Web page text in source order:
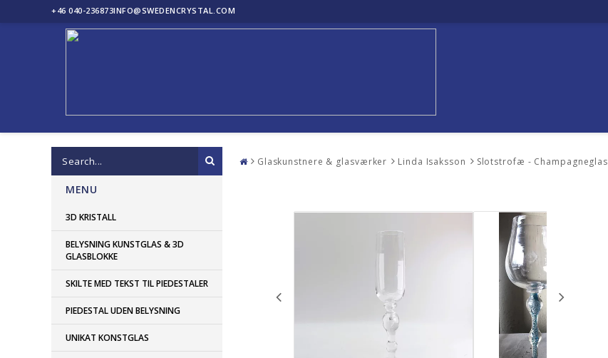
+46 040-236873INFO@SWEDENCRYSTAL.COM
MENU
3D KRISTALL
BELYSNING KUNSTGLAS & 3D
GLASBLOKKE
SKILTE MED TEKST TIL PIEDESTALER
PIEDESTAL UDEN BELYSNING
UNIKAT KONSTGLAS
Glaskunstnere & glasværker Linda Isaksson Slotstrofæ - Champagneglas